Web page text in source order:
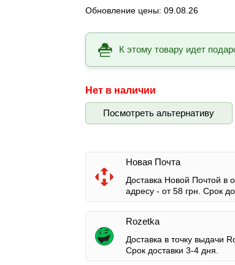
Обновление цены: 09.08.26
К этому товару идет
Нет в наличии
Посмотреть альтернативу
Новая Почта
Доставка Новой Почтой в
адресу - от 58 грн. Срок
Rozetka
Доставка в точку выдачи
Срок доставки 3-4 дня.